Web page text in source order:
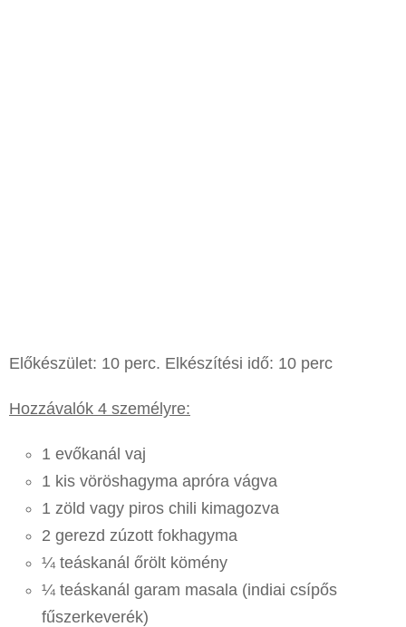
Előkészület: 10 perc. Elkészítési idő: 10 perc
Hozzávalók 4 személyre:
1 evőkanál vaj
1 kis vöröshagyma apróra vágva
1 zöld vagy piros chili kimagozva
2 gerezd zúzott fokhagyma
¼ teáskanál őrölt kömény
¼ teáskanál garam masala (indiai csípős
fűszerkeverék)